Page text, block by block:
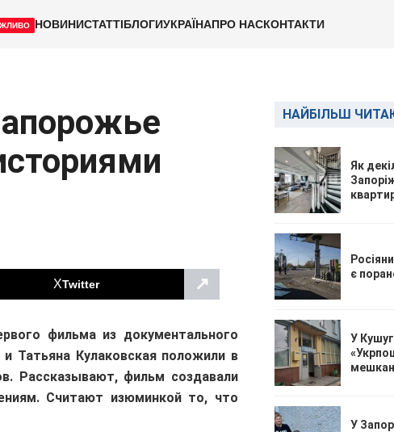
НОВИНИСТАТТІБЛОГИУКРАЇНАПРО НАСКОНТАКТИ
Twitter ↗
фильма из документального
Татьяна Кулаковская положили в
Рассказывают, фильм создавали
Считают изюминкой то, что
НАЙБІЛЬШ
Як
є
У
У